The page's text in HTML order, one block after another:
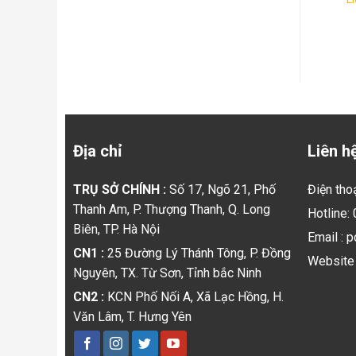
Địa chỉ
TRỤ SỞ CHÍNH : Số 17, Ngõ 21, Phố
Thanh Am, P. Thượng Thanh, Q. Long
Biên, TP. Hà Nội
CN1 : 25 Đường Lý Thánh Tông, P. Đồng
Nguyên, TX. Từ Sơn, Tỉnh bắc Ninh
CN2 : KCN Phố Nối A, Xã Lạc Hồng, H.
Văn Lâm, T. Hưng Yên
Liên
Điện
Hotline:
Email :
Website